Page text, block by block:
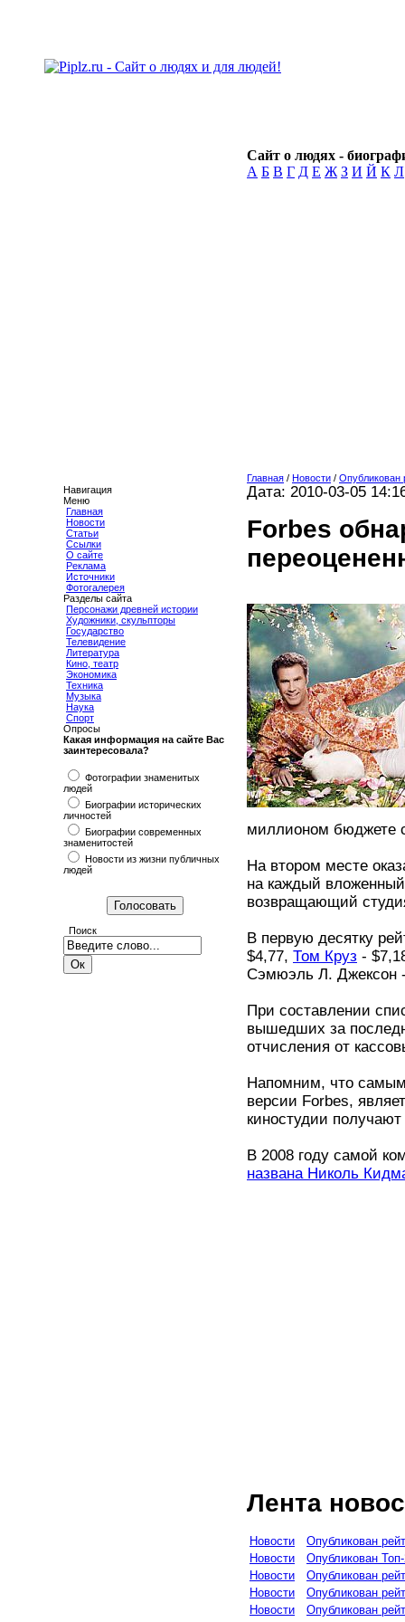
Сайт о людях -
А Б В Г Д Е Ж З И Й К Л
Навигация
Меню
Главная
Новости
Статьи
Ссылки
О сайте
Реклама
Источники
Фотогалерея
Разделы сайта
Персонажи древней истории
Художники, скульпторы
Государство
Телевидение
Литература
Кино, театр
Экономика
Техника
Музыка
Наука
Спорт
Опросы
Какая информация на сайте Вас
заинтересовала?
Фотографии знаменитых
людей
Биографии исторических
личностей
Биографии современных
знаменитостей
Новости из жизни публичных
людей
Поиск
Главная / Новости / Опубликован
Дата: 2010-03-05
Forbes
миллионом бюджете
На втором месте
на каждый
возвращающий
В первую десятку
$4,77, Том Круз -
Сэмюэль Л. Джексон
При составлении
вышедших за
отчисления от
Напомним, что
версии Forbes,
киностудии
В 2008 году самой
названа Николь
Лента
Новости
Опубликован
Новости
Опубликован
Новости
Опубликован
Новости
Опубликован
Новости
Опубликован